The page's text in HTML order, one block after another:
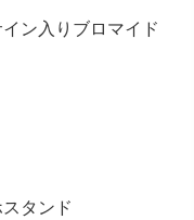
ン入りブロマイド
タンド